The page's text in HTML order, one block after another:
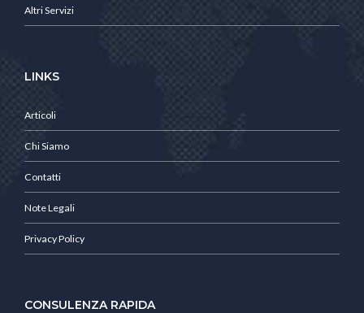
Altri Servizi
LINKS
Articoli
Chi Siamo
Contatti
Note Legali
Privacy Policy
CONSULENZA RAPIDA